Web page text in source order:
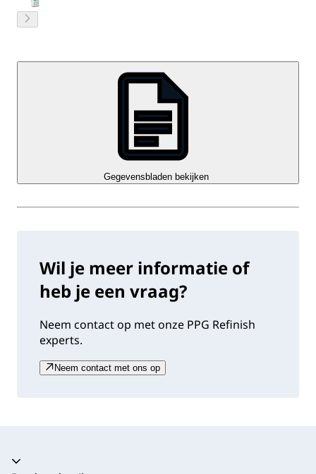
Gegevensbladen bekijken
Wil je meer informatie of
heb je een vraag?
Neem contact op met onze PPG Refinish
experts.
Neem contact met ons op